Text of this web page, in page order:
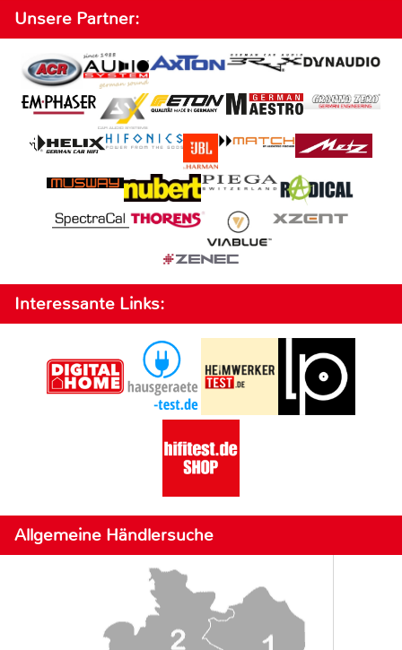
Unsere Partner:
Interessante Links:
Allgemeine Händlersuche